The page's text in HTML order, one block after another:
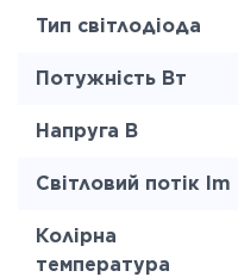
Тип світлодіода
Потужність Вт
Напруга В
Світловий потік lm
Колірна
температура